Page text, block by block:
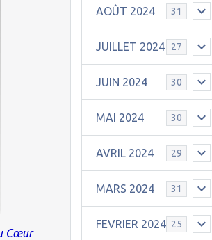
Cœur
AOÛT 2024 31
JUILLET 2024 27
JUIN 2024 30
MAI 2024 30
AVRIL 2024 29
MARS 2024 31
FEVRIER 2024 25